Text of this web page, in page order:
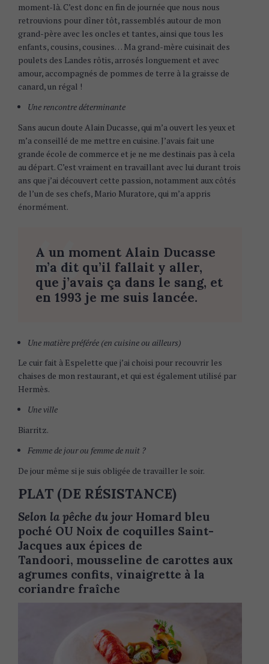
moment-là. C’est donc en fin de journée que nous nous
retrouvions pour dîner tôt, rassemblés autour de mon
grand-père avec les oncles et tantes, ainsi que tous les
enfants, cousins, cousines… Ma grand-mère cuisinait des
poulets des Landes rôtis, arrosés longuement et avec
amour, accompagnés de pommes de terre à la graisse de
canard, un régal !
Une rencontre déterminante
Sans aucun doute Alain Ducasse, qui m’a ouvert les yeux et
m’a conseillé de me mettre en cuisine. J’avais fait une
grande école de commerce et je ne me destinais pas à cela
au départ. C’est vraiment en travaillant avec lui durant trois
ans que j’ai découvert cette passion, notamment aux côtés
de l’un de ses chefs, Mario Muratore, qui m’a appris
énormément.
A un moment Alain Ducasse
m’a dit qu’il fallait y aller,
que j’avais ça dans le sang, et
en 1993 je me suis lancée.
Une matière préférée (en cuisine ou ailleurs)
Le cuir fait à Espelette que j’ai choisi pour recouvrir les
chaises de mon restaurant, et qui est également utilisé par
Hermès.
Une ville
Biarritz.
Femme de jour ou femme de nuit ?
De jour même si je suis obligée de travailler le soir.
PLAT (DE RÉSISTANCE)
Selon la pêche du jour Homard bleu
poché OU Noix de coquilles Saint-
Jacques aux épices de
Tandoori, mousseline de carottes aux
agrumes confits, vinaigrette à la
coriandre fraîche